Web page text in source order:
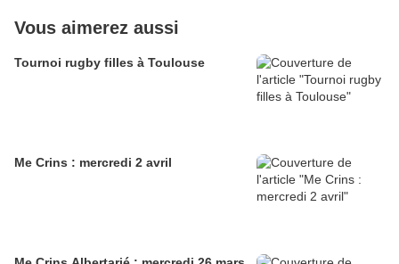
Vous aimerez aussi
Tournoi rugby filles à Toulouse
Me Crins : mercredi 2 avril